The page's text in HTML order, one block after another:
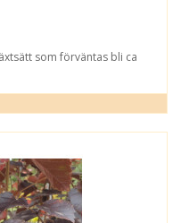
som förväntas bli ca